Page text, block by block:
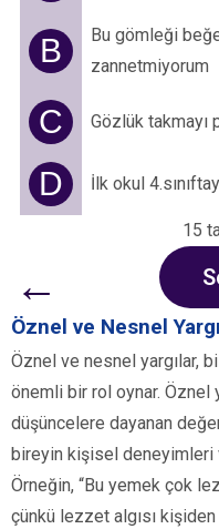
B
Bu gömleği
zannetmiyorum
C Gözlük takmayı
D İlk okul
15
←
Öznel ve Nesnel
Öznel ve nesnel yargılar,
önemli bir rol oynar. Öznel
düşüncelere dayanan
bireyin kişisel
Örneğin, “Bu yemek çok
çünkü lezzet algısı